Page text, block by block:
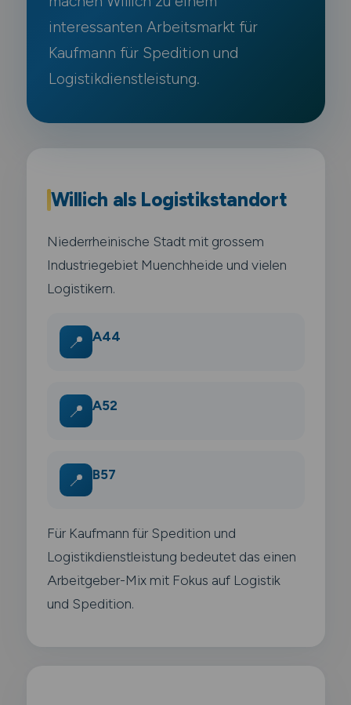
interessanten Arbeitsmarkt für
Kaufmann für Spedition und
Logistikdienstleistung.
Willich als Logistikstandort
Niederrheinische Stadt mit grossem
Industriegebiet Muenchheide und vielen
Logistikern.
📍 A44
📍 A52
📍 B57
Für Kaufmann für Spedition und
Logistikdienstleistung bedeutet das einen
Arbeitgeber-Mix mit Fokus auf Logistik
und Spedition.